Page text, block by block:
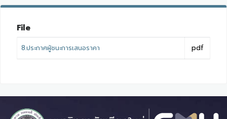
File
8.ประกาศผู้ชนะการเสนอราคา pdf